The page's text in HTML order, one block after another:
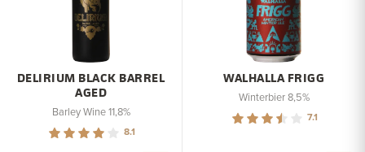
DELIRIUM BLACK BARREL
AGED
Barley Wine 11,8%
8.1
WALHALLA FRIGG
Winterbier 8,5%
7.1